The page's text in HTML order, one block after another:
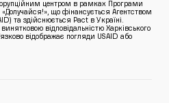
центром в рамках Програми
що фінансується Агентством
та здійснюється Pact в Україні.
відповідальністю Харківського
відображає погляди USAID або